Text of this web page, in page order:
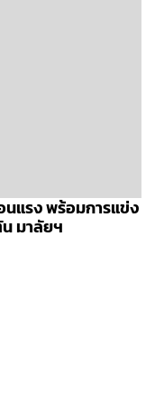
แรง พร้อมการแข่ง
มาลัยฯ